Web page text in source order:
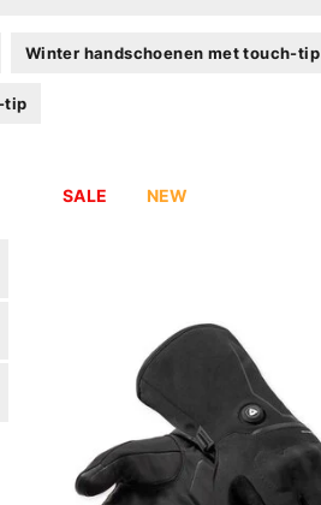
Winter handschoenen met touch-tip
tip
SALE NEW